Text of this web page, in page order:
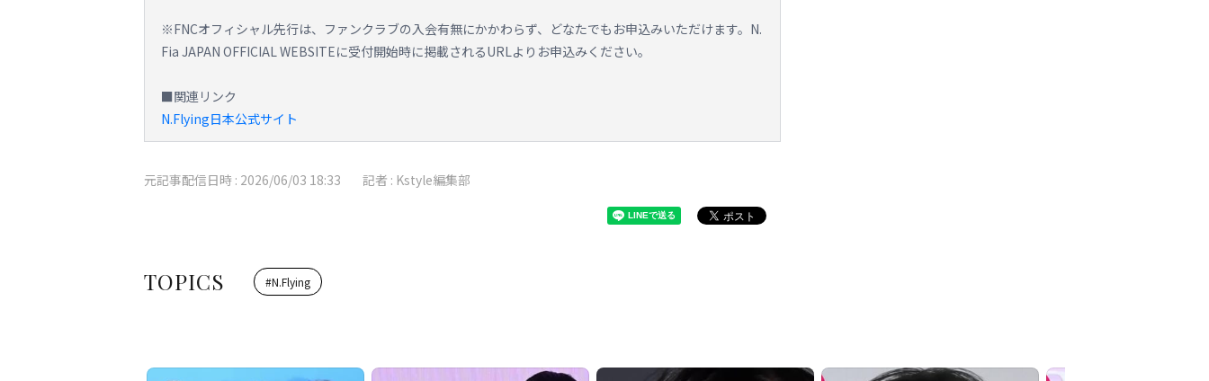
※FNCオフィシャル先行は、ファンクラブの入会有無にかかわらず、どなたでもお申込みいただけます。N.
Fia JAPAN OFFICIAL WEBSITEに受付開始時に掲載されるURLよりお申込みください。
■関連リンク
N.Flying日本公式サイト
元記事配信日時 : 2026/06/03 18:33 記者 : Kstyle編集部
TOPICS #N.Flying